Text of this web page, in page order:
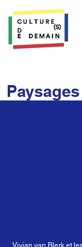
Vivian van Blerk et